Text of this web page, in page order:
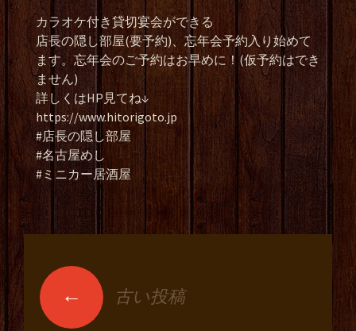
カラオケ付き貸切宴会ができる
店長の隠し部屋(要予約)、忘年会予約入り始めて
ます。忘年会のご予約はお早めに！(仮予約はでき
ません)
詳しくはHP見てね↓
https://www.hitorigoto.jp
#店長の隠し部屋
#名古屋めし
#ミニカー居酒屋
投稿ナビゲーショ
← 古い投稿